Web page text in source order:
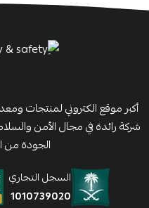
أكبر موقع الكتروني لمنتجات
شركة رائدة في مجال الأمن
الجودة من
السجل التجاري
1010739020